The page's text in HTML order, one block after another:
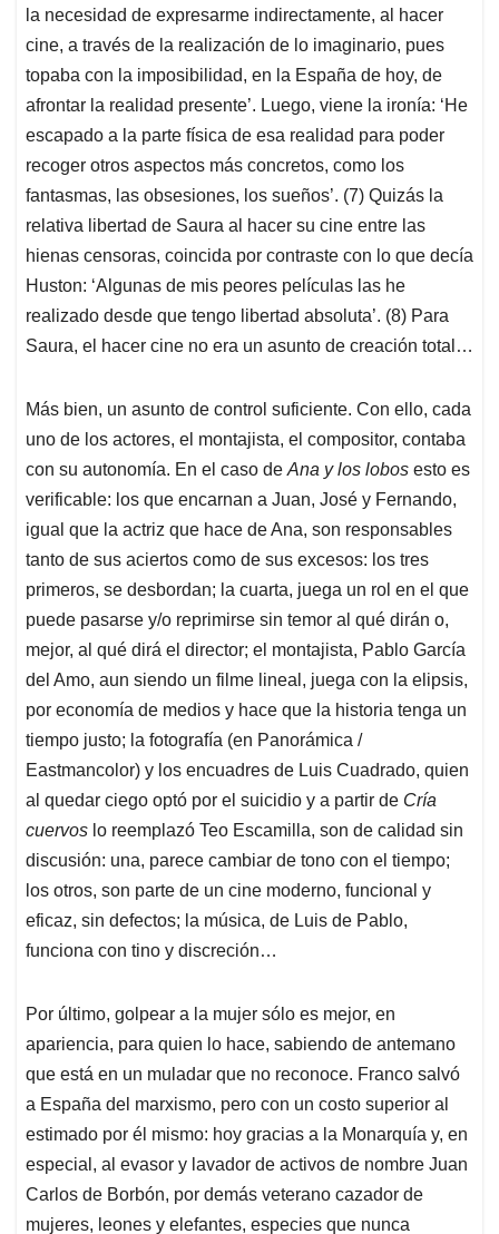
la necesidad de expresarme indirectamente, al hacer
cine, a través de la realización de lo imaginario, pues
topaba con la imposibilidad, en la España de hoy, de
afrontar la realidad presente’. Luego, viene la ironía: ‘He
escapado a la parte física de esa realidad para poder
recoger otros aspectos más concretos, como los
fantasmas, las obsesiones, los sueños’. (7) Quizás la
relativa libertad de Saura al hacer su cine entre las
hienas censoras, coincida por contraste con lo que decía
Huston: ‘Algunas de mis peores películas las he
realizado desde que tengo libertad absoluta’. (8) Para
Saura, el hacer cine no era un asunto de creación total…
Más bien, un asunto de control suficiente. Con ello, cada
uno de los actores, el montajista, el compositor, contaba
con su autonomía. En el caso de Ana y los lobos esto es
verificable: los que encarnan a Juan, José y Fernando,
igual que la actriz que hace de Ana, son responsables
tanto de sus aciertos como de sus excesos: los tres
primeros, se desbordan; la cuarta, juega un rol en el que
puede pasarse y/o reprimirse sin temor al qué dirán o,
mejor, al qué dirá el director; el montajista, Pablo García
del Amo, aun siendo un filme lineal, juega con la elipsis,
por economía de medios y hace que la historia tenga un
tiempo justo; la fotografía (en Panorámica /
Eastmancolor) y los encuadres de Luis Cuadrado, quien
al quedar ciego optó por el suicidio y a partir de Cría
cuervos lo reemplazó Teo Escamilla, son de calidad sin
discusión: una, parece cambiar de tono con el tiempo;
los otros, son parte de un cine moderno, funcional y
eficaz, sin defectos; la música, de Luis de Pablo,
funciona con tino y discreción…
Por último, golpear a la mujer sólo es mejor, en
apariencia, para quien lo hace, sabiendo de antemano
que está en un muladar que no reconoce. Franco salvó
a España del marxismo, pero con un costo superior al
estimado por él mismo: hoy gracias a la Monarquía y, en
especial, al evasor y lavador de activos de nombre Juan
Carlos de Borbón, por demás veterano cazador de
mujeres, leones y elefantes, especies que nunca